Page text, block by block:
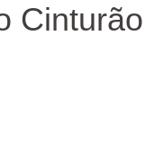
Cinturão